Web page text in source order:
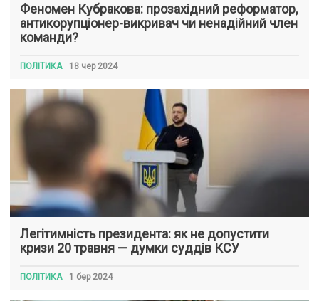
Феномен Кубракова: прозахідний реформатор,
антикорупціонер-викривач чи ненадійний член
команди?
ПОЛІТИКА 18 чер 2024
Легітимність президента: як не допустити
кризи 20 травня — думки суддів КСУ
ПОЛІТИКА 1 бер 2024